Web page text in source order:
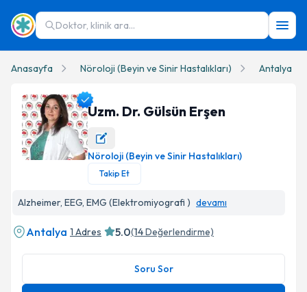
Doktor, klinik ara...
Anasayfa Nöroloji (Beyin ve Sinir Hastalıkları) Antalya
Uzm. Dr. Gülsün Erşen Profil Fotoğrafı
Uzm. Dr. Gülsün Erşen
Nöroloji (Beyin ve Sinir Hastalıkları)
Takip Et
Alzheimer, EEG, EMG (Elektromiyografi ) devamı
Antalya 1 Adres 5.0(14Değerlendirme)
Soru Sor